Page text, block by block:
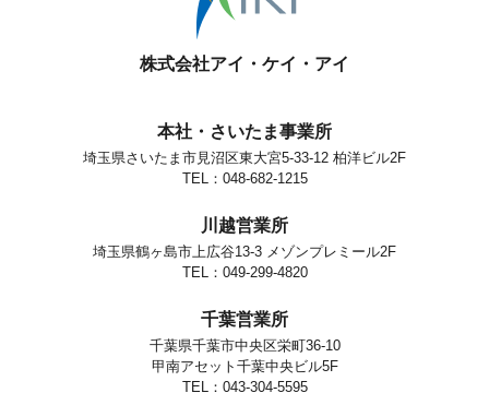
株式会社アイ・ケイ・アイ
本社・さいたま事業所
埼玉県さいたま市見沼区東大宮5-33-12 柏洋ビル2F
TEL：048-682-1215
川越営業所
埼玉県鶴ヶ島市上広谷13-3 メゾンプレミール2F
TEL：049-299-4820
千葉営業所
千葉県千葉市中央区栄町36-10
甲南アセット千葉中央ビル5F
TEL：043-304-5595